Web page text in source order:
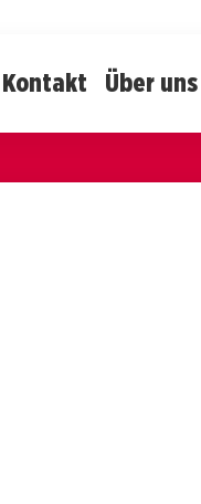
Kontakt Über uns